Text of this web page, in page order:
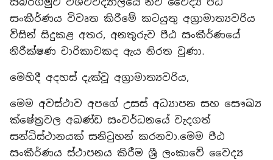
සංකීර්ණය විවෘත කිරීමේ කටයුතු අග්‍රාමාත්‍යවරිය
විසින් සිදුකළ අතර, අනතුරුව පීඨ සංකීර්ණයේ
නිරීක්ෂණ චාරිකාවකද ඇය නිරත වූණා.
මෙහිදී අදහස් දැක්වූ අග්‍රාමාත්‍යවරිය,
මෙම අවස්ථාව අපගේ උසස් අධ්‍යාපන සහ සෞඛ්‍ය
ක්ෂේත්‍රවල අඛණ්ඩ සංවර්ධනයේ වැදගත්
සන්ධිස්ථානයක් සනිටුහන් කරනවා.මෙම පීඨ
සංකීර්ණය ස්ථාපනය කිරීම ශ්‍රී ලංකාවේ වෛද්‍ය